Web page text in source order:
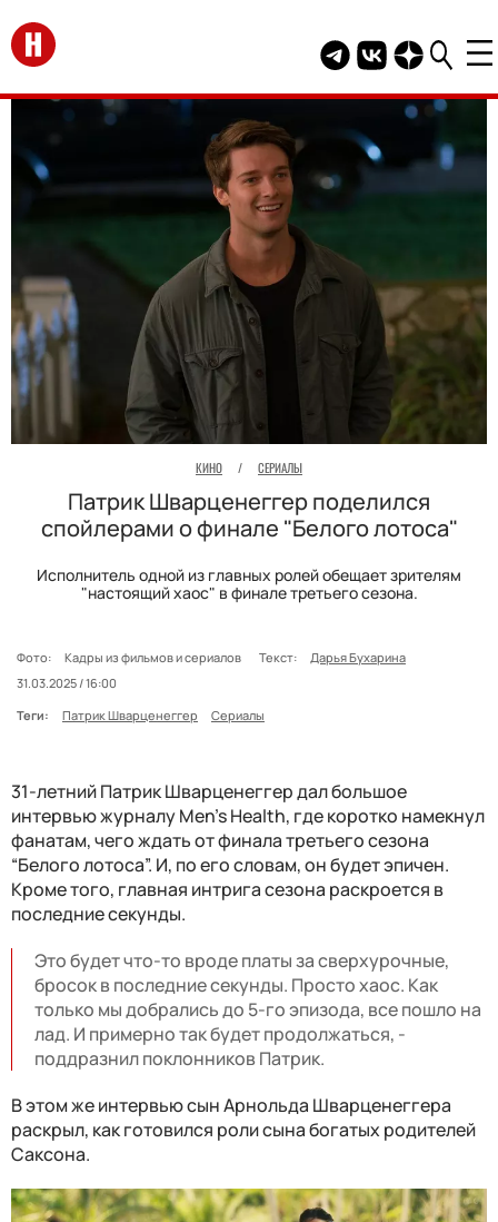
Перейти на главную
Telegram канал
Группа HELLO
Канал
КИНО / СЕРИАЛЫ
Патрик Шварценеггер поделился
спойлерами о финале "Белого лотоса"
Исполнитель одной из главных ролей обещает зрителям
"настоящий хаос" в финале третьего сезона.
Фото: Кадры из фильмов и сериалов Текст:
Дарья Бухарина
31.03.2025 / 16:00
Теги:
Патрик Шварценеггер Сериалы
31-летний Патрик Шварценеггер дал большое
интервью журналу Men's Health, где коротко намекнул
фанатам, чего ждать от финала третьего сезона
“Белого лотоса”. И, по его словам, он будет эпичен.
Кроме того, главная интрига сезона раскроется в
последние секунды.
Это будет что-то вроде платы за сверхурочные,
бросок в последние секунды. Просто хаос. Как
только мы добрались до 5-го эпизода, все пошло на
лад. И примерно так будет продолжаться, -
поддразнил поклонников Патрик.
В этом же интервью сын Арнольда Шварценеггера
раскрыл, как готовился роли сына богатых родителей
Саксона.